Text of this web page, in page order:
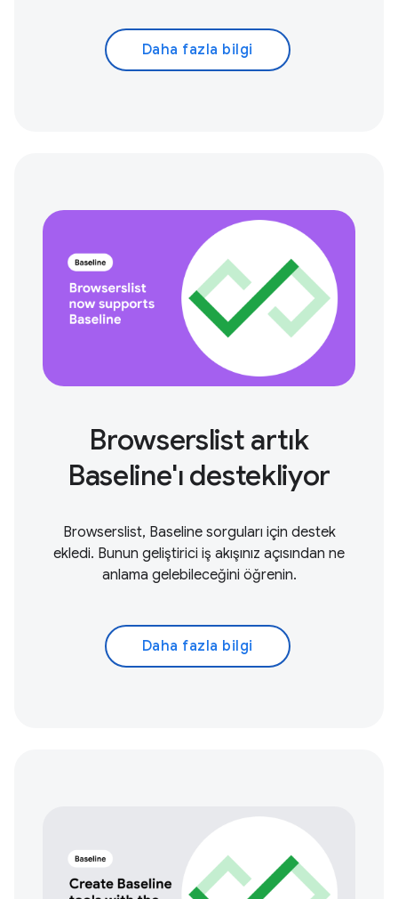
Daha fazla bilgi
Browserslist artık
Baseline'ı destekliyor
Browserslist, Baseline sorguları için destek
ekledi. Bunun geliştirici iş akışınız açısından ne
anlama gelebileceğini öğrenin.
Daha fazla bilgi